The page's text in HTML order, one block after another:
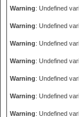
Warning: Undefined
Warning: Undefined
Warning: Undefined
Warning: Undefined
Warning: Undefined
Warning: Undefined
Warning: Undefined